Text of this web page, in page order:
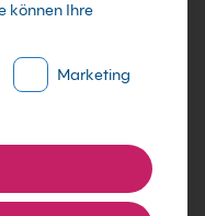
können Ihre
eine Einwilligung
Marketing